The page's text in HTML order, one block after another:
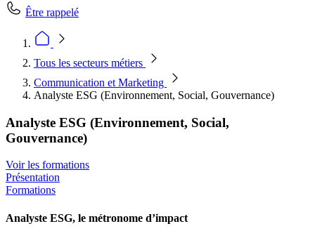
Être rappelé
Tous les secteurs métiers
Communication et Marketing
Analyste ESG (Environnement, Social, Gouvernance)
Analyste ESG (Environnement, Social,
Gouvernance)
Voir les formations
Présentation
Formations
Analyste ESG, le métronome d’impact